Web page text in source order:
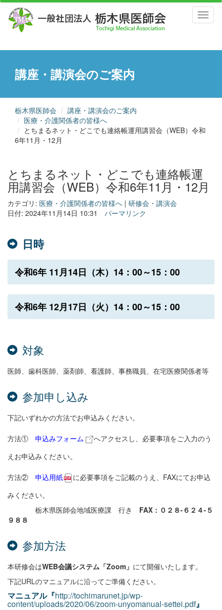
講座・講演会のご案内
栃木県医師会
講座・講演会のご案内
医療・介護関係者の皆様へ
とちまるネット・どこでも連絡帳運用講習会（WEB）令和
6年11月・12月
とちまるネット・どこでも連絡帳運
用講習会（WEB）令和6年11月・12月
カテゴリ: 医療・介護関係者の皆様へ | 研修会・講演会
日付: 2024年11月14日 10:31
パーマリンク
日時
令和6年 11月14日（木）14：00～15：00
令和6年 12月17日（火）14：00～15：00
対象
医師、歯科医師、薬剤師、看護師、事務職員、在宅医療関係者等
参加申し込み
下記いずれかの方法でお申込みください。
方法① 申込みフォーム
へアクセスし、必要事項をご入力のう
えお申込みください。
方法② 申込用紙
に必要事項をご記載のうえ、FAXにてお申込
みください。
栃木県医師会地域医療課 行き FAX ：０２８-６２４-５
９８８
参加方法
本研修会はWEB会議システム「Zoom」 にて開催いたします。
下記URLのマニュアルに沿ってご準備ください。
マニュアル『http://tochimarunet.jp/wp-
content/uploads/2020/06/zoom-unyomanual-settei.pdf』